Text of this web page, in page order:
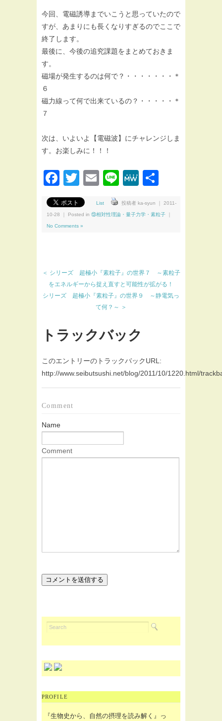
今回、電磁誘導までいこうと思っていたので
すが、あまりにも長くなりすぎるのでここで
終了します。
最後に、今後の追究課題をまとめておきま
す。
磁場が発生するのは何で？・・・・・・・＊
６
磁力線って何で出来ているの？・・・・・＊
７
次は、いよいよ【電磁波】にチャレンジしま
す。お楽しみに！！！
Facebook
Twitter
EmailLineMeWe
List 投稿者 ka-syun ｜ 2011-
10-28 ｜ Posted in ⑬相対性理論・量子力学・素粒子
No Comments »
＜ シリーズ 超極小『素粒子』の世界７ ～素粒子
をエネルギーから捉え直すと可能性が拡がる！
シリーズ 超極小『素粒子』の世界９ ～静電気っ
て何？～ ＞
トラックバック
このエントリーのトラックバックURL:
http://www.seibutsushi.net/blog/2011/10/1220.html/
Comment
Name
Comment
PROFILE
『生物史から、自然の摂理を読み解く』っ